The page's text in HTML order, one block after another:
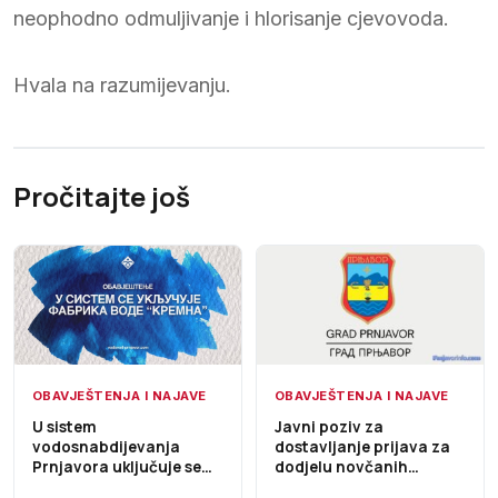
neophodno odmuljivanje i hlorisanje cjevovoda.
Hvala na razumijevanju.
Pročitajte još
OBAVJEŠTENJA I NAJAVE
U sistem
vodosnabdijevanja
Prnjavora uključuje se
OBAVJEŠTENJA I NAJAVE
Javni poziv za
dostavljanje prijava za
dodjelu novčanih